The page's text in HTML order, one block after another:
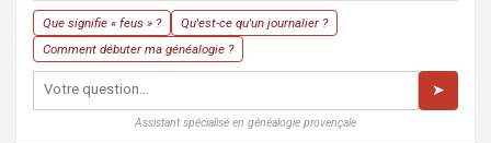
Que signifie « feus » ?
Qu'est-ce qu'un journalier ?
Comment débuter ma généalogie ?
➤
Assistant spécialisé en généalogie provençale